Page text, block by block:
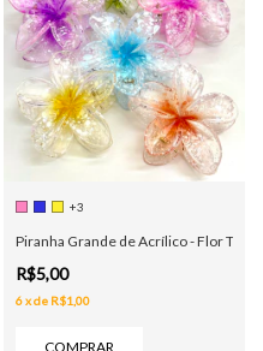
Leitosa - 6 Cores
+3
Piranha Grande de Acrílico - Flor
R$5,00
6 xde R$1,00
COMPRAR